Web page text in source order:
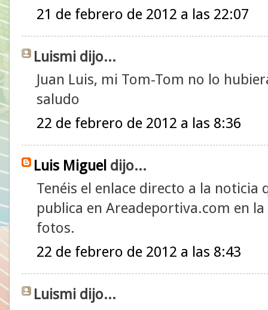
21 de febrero de 2012 a las 22:07
Luismi dijo...
Juan Luis, mi Tom-Tom no lo
saludo
22 de febrero de 2012 a las 8:36
Luis Miguel dijo...
Tenéis el enlace directo a la noticia
publica en Areadeportiva.com en
fotos.
22 de febrero de 2012 a las 8:43
Luismi dijo...